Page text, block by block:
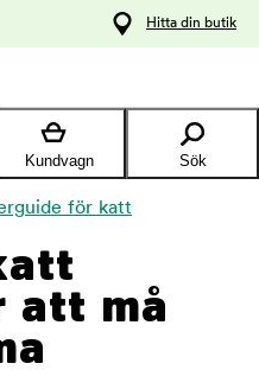
Hitta din butik
Kundvagn Sök
för katt
att må